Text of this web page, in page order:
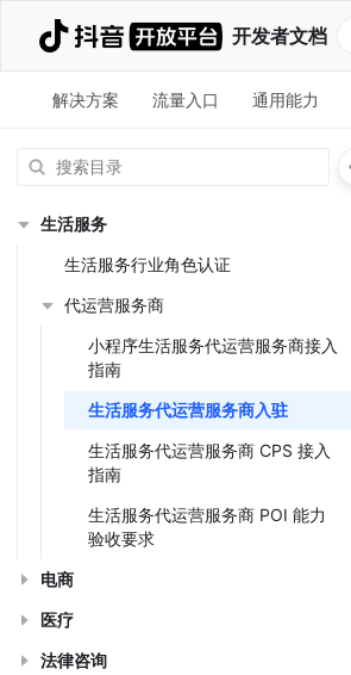
开发者文档
解决方案 流量入口 通用能力
生活服务
生活服务行业角色认证
代运营服务商
小程序生活服务代运营服务商接入
指南
生活服务代运营服务商入驻
生活服务代运营服务商 CPS 接入
指南
生活服务代运营服务商 POI 能力
验收要求
电商
医疗
法律咨询